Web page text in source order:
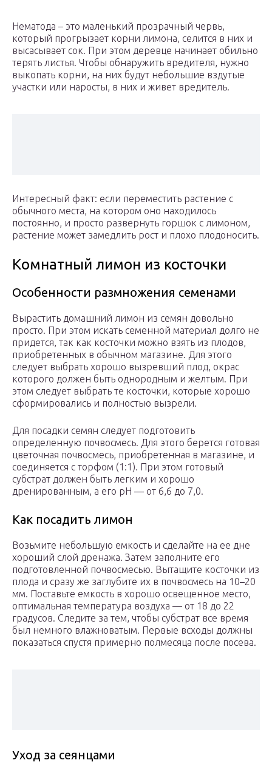
Нематода – это маленький прозрачный червь,
который прогрызает корни лимона, селится в них и
высасывает сок. При этом деревце начинает обильно
терять листья. Чтобы обнаружить вредителя, нужно
выкопать корни, на них будут небольшие вздутые
участки или наросты, в них и живет вредитель.
Интересный факт: если переместить растение с
обычного места, на котором оно находилось
постоянно, и просто развернуть горшок с лимоном,
растение может замедлить рост и плохо плодоносить.
Комнатный лимон из косточки
Особенности размножения семенами
Вырастить домашний лимон из семян довольно
просто. При этом искать семенной материал долго не
придется, так как косточки можно взять из плодов,
приобретенных в обычном магазине. Для этого
следует выбрать хорошо вызревший плод, окрас
которого должен быть однородным и желтым. При
этом следует выбрать те косточки, которые хорошо
сформировались и полностью вызрели.
Для посадки семян следует подготовить
определенную почвосмесь. Для этого берется готовая
цветочная почвосмесь, приобретенная в магазине, и
соединяется с торфом (1:1). При этом готовый
субстрат должен быть легким и хорошо
дренированным, а его рН ― от 6,6 до 7,0.
Как посадить лимон
Возьмите небольшую емкость и сделайте на ее дне
хороший слой дренажа. Затем заполните его
подготовленной почвосмесью. Вытащите косточки из
плода и сразу же заглубите их в почвосмесь на 10–20
мм. Поставьте емкость в хорошо освещенное место,
оптимальная температура воздуха ― от 18 до 22
градусов. Следите за тем, чтобы субстрат все время
был немного влажноватым. Первые всходы должны
показаться спустя примерно полмесяца после посева.
Уход за сеянцами